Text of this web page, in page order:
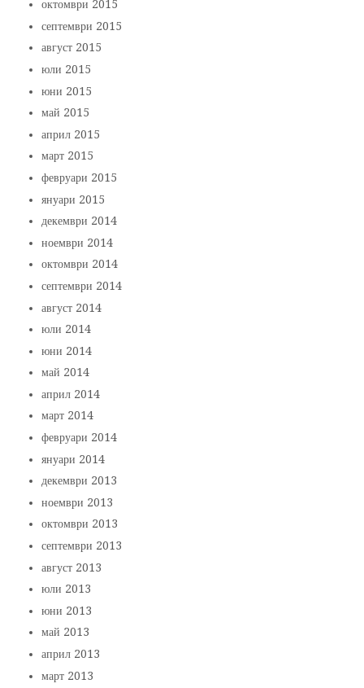
октомври 2015
септември 2015
август 2015
юли 2015
юни 2015
май 2015
април 2015
март 2015
февруари 2015
януари 2015
декември 2014
ноември 2014
октомври 2014
септември 2014
август 2014
юли 2014
юни 2014
май 2014
април 2014
март 2014
февруари 2014
януари 2014
декември 2013
ноември 2013
октомври 2013
септември 2013
август 2013
юли 2013
юни 2013
май 2013
април 2013
март 2013